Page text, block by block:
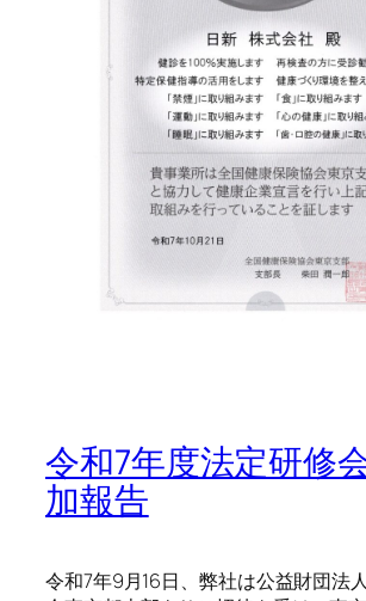
令和7年度法定研修
加報告
令和7年9月16日、弊社は公益財団法